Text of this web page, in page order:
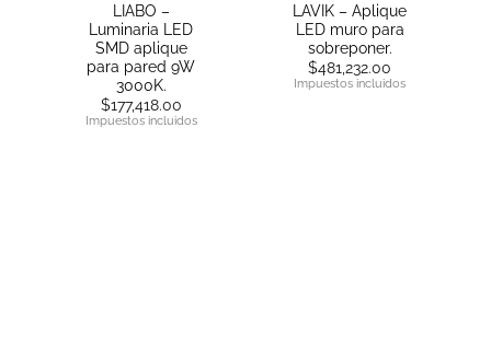
LIABO –
Luminaria LED
SMD aplique
para pared 9W
3000K.
$177,418.00
Impuestos incluidos
LAVIK – Aplique
LED muro para
sobreponer.
$481,232.00
Impuestos incluidos